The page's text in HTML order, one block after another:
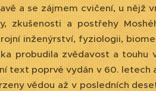
a se zájmem cvičení, u nějž
a postřehy
inženýrství, fyziologii,
probudila zvědavost a touhu
text poprvé vydán v 60. letech
vědou až v posledních